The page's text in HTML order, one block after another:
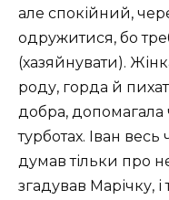
але спокійний,
одружитися, бо
(хазяйнувати).
роду, горда й
добра, допомагала
турботах. Іван
думав тільки про
згадував Марічку,